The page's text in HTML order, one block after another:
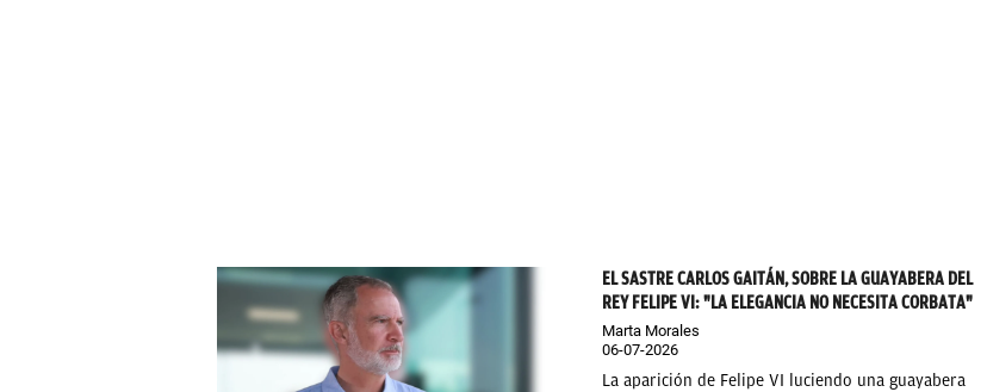
EL SASTRE CARLOS GAITÁN, SOBRE LA GUAYABERA DEL
REY FELIPE VI: "LA ELEGANCIA NO NECESITA CORBATA"
Marta Morales
06-07-2026
La aparición de Felipe VI luciendo una guayabera